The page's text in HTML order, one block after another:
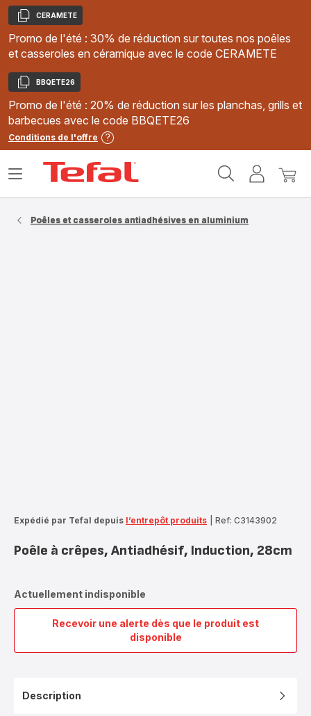
Copier
CERAMETE
Promo de l'été : 30% de réduction sur toutes nos poêles
et casseroles en céramique avec le code CERAMETE
Copier
BBQETE26
Promo de l'été : 20% de réduction sur les planchas, grills et
barbecues avec le code BBQETE26
Conditions de l'offre
MonMon
Ouvrir
Poêles et casseroles antiadhésives en aluminium
Expédié par Tefal depuis l’entrepôt produits Ref: C3143902
Poêle à crêpes, Antiadhésif, Induction, 28cm
Actuellement indisponible
Recevoir une alerte dès que le produit est
disponible
Poêle
à
Description